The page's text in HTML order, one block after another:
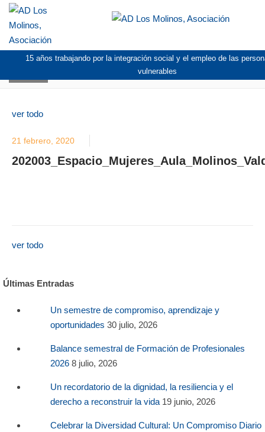
15 años trabajando por la integración social y el empleo de las
vulnerables
ver todo
21 febrero, 2020
ver todo
Últimas Entradas
Un semestre de compromiso, aprendizaje y
oportunidades 30 julio, 2026
Balance semestral de Formación de Profesionales
2026 8 julio, 2026
Un recordatorio de la dignidad, la resiliencia y el
derecho a reconstruir la vida 19 junio, 2026
Celebrar la Diversidad Cultural: Un Compromiso Diario